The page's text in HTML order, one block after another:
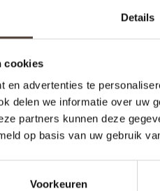
Details
cookies
en advertenties te
delen we informatie over uw
partners kunnen deze
op basis van uw gebruik
Voorkeuren